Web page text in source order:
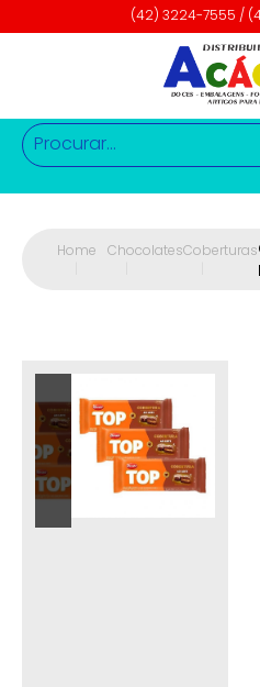
(42) 3224-7555 /
Home
ChocolatesCoberturas